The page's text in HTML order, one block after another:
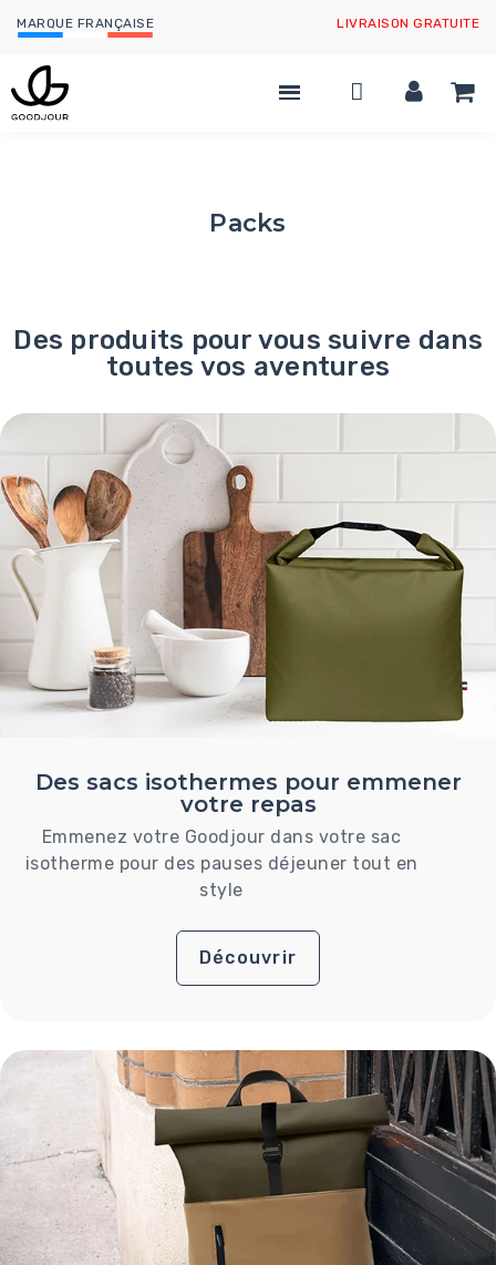
MARQUE FRANÇAISE LIVRAISON GRATUITE
Packs
Des produits pour vous suivre dans
toutes vos aventures
Des sacs isothermes pour emmener
votre repas
Emmenez votre Goodjour dans votre sac
isotherme pour des pauses déjeuner tout en
style
Découvrir